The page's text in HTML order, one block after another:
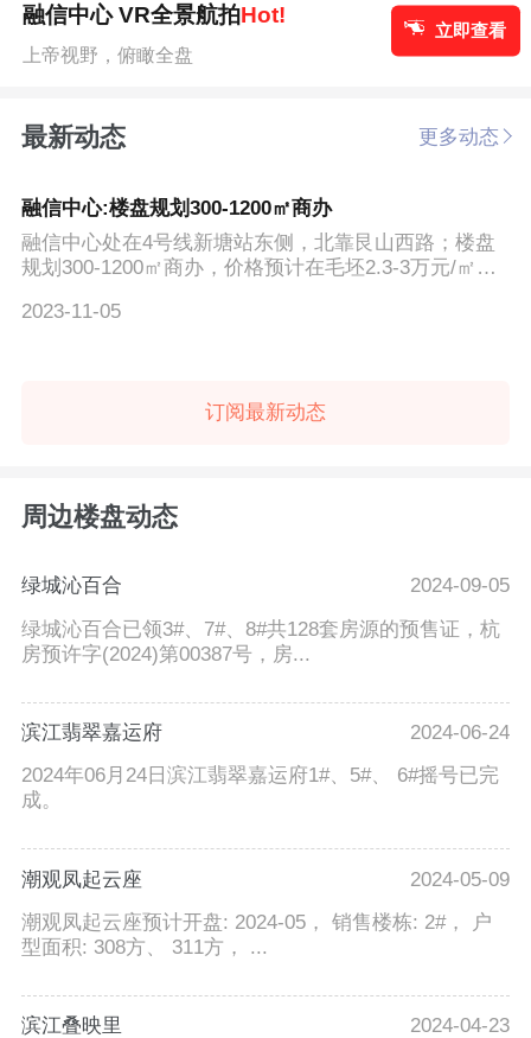
融信中心 VR全景航拍Hot!
上帝视野，俯瞰全盘
立即查看
最新动态 更多动态
融信中心:楼盘规划300-1200㎡商办
融信中心处在4号线新塘站东侧，北靠艮山西路；楼盘
规划300-1200㎡商办，价格预计在毛坯2.3-3万元/㎡
2023-11-05
订阅最新动态
周边楼盘动态
绿城沁百合
2024-09-05
绿城沁百合已领3#、7#、8#共128套房源的预售证，杭
房预许字(2024)第00387号，房...
滨江翡翠嘉运府
2024-06-24
2024年06月24日滨江翡翠嘉运府1#、5#、 6#摇号已完
成。
潮观凤起云座
2024-05-09
潮观凤起云座预计开盘: 2024-05， 销售楼栋: 2#， 户
型面积: 308方、 311方， ...
滨江叠映里 2024-04-23